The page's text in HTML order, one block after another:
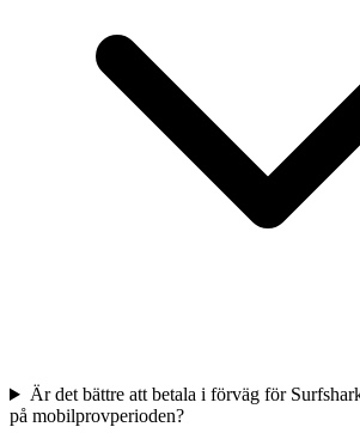
Är det bättre att betala i förväg för
på mobilprovperioden?